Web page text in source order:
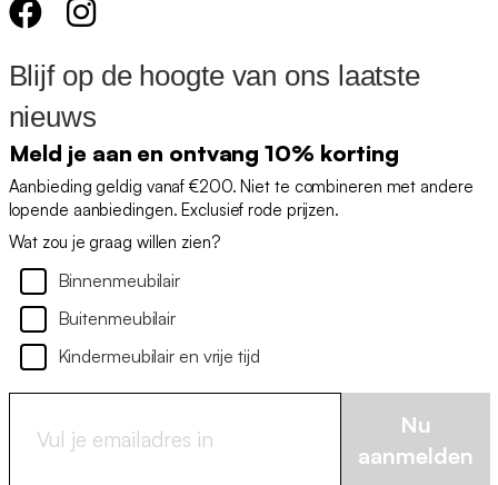
Blijf op de hoogte van ons laatste
nieuws
Meld je aan en ontvang 10% korting
Aanbieding geldig vanaf €200. Niet te combineren met andere
lopende aanbiedingen. Exclusief rode prijzen.
Wat zou je graag willen zien?
Binnenmeubilair
Buitenmeubilair
Kindermeubilair en vrije tijd
Nu
aanmelden